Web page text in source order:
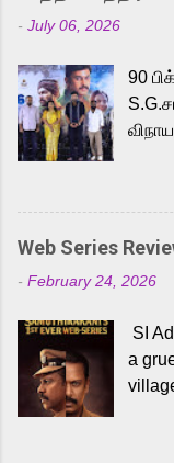
to
him a
- July 06, 2026
90
ஜான்
Web Series
- February 24, 2026
SI
a